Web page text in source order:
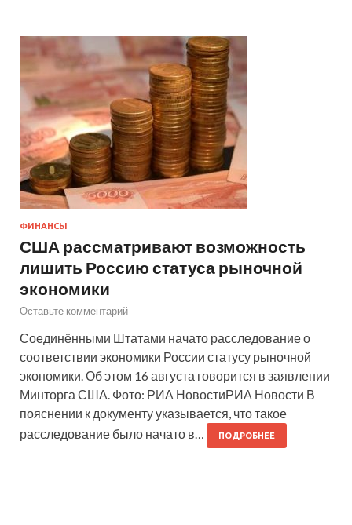
ФИНАНСЫ
США рассматривают возможность
лишить Россию статуса рыночной
экономики
Оставьте комментарий
Соединёнными Штатами начато расследование о
соответствии экономики России статусу рыночной
экономики. Об этом 16 августа говорится в заявлении
Минторга США. Фото: РИА НовостиРИА Новости В
пояснении к документу указывается, что такое
расследование было начато в…
ПОДРОБНЕЕ